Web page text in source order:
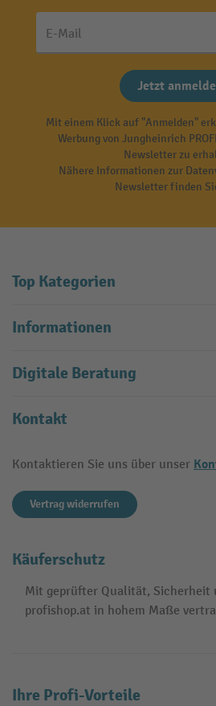
E-Mail
Jetzt
Mit einem Klick auf "Anmelden"
Werbung von Jungheinrich
Newsletter zu
Nähere Informationen zur
Newsletter finden
Top Kategorien
Informationen
Digitale Beratung
Kontakt
Kontaktieren Sie uns über unser
Vertrag widerrufen
Käuferschutz
Mit geprüfter Qualität, Sicherheit
profishop.at in hohem Maße
Ihre Profi-Vorteile